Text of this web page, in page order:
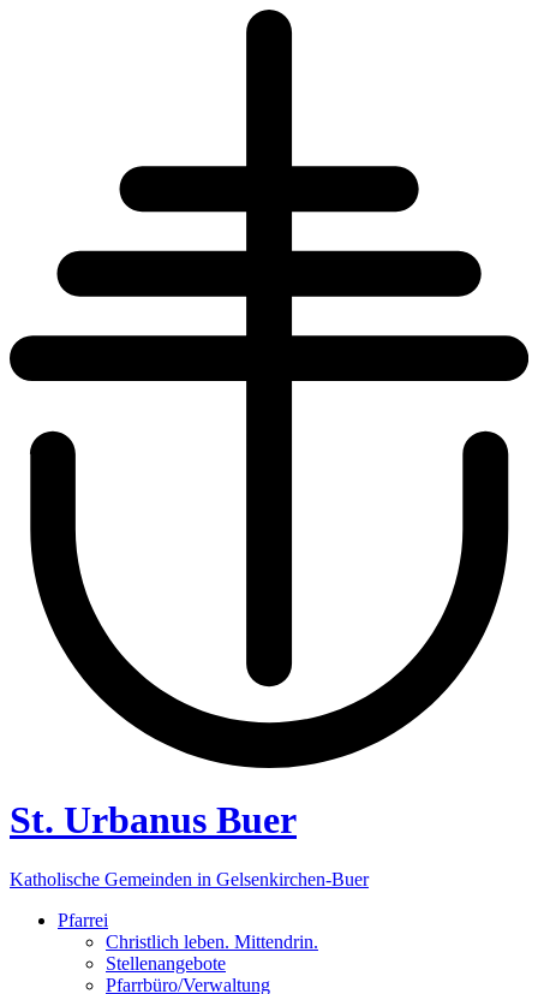
St. Urbanus Buer
Katholische Gemeinden in Gelsenkirchen-Buer
Pfarrei
Christlich leben. Mittendrin.
Stellenangebote
Pfarrbüro/Verwaltung